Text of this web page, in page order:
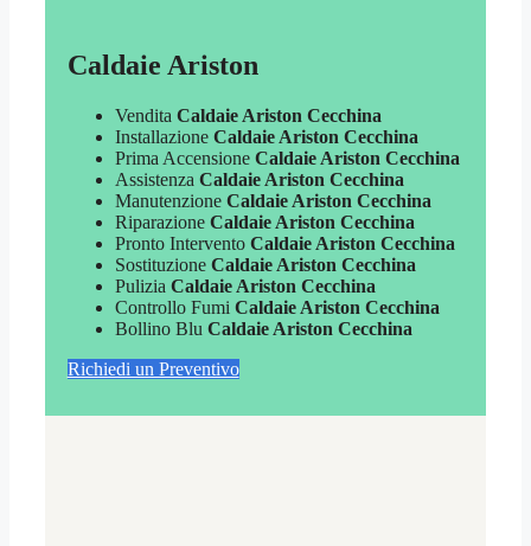
Caldaie Ariston
Vendita Caldaie Ariston Cecchina
Installazione Caldaie Ariston Cecchina
Prima Accensione Caldaie Ariston Cecchina
Assistenza Caldaie Ariston Cecchina
Manutenzione Caldaie Ariston Cecchina
Riparazione Caldaie Ariston Cecchina
Pronto Intervento Caldaie Ariston Cecchina
Sostituzione Caldaie Ariston Cecchina
Pulizia Caldaie Ariston Cecchina
Controllo Fumi Caldaie Ariston Cecchina
Bollino Blu Caldaie Ariston Cecchina
Richiedi un Preventivo